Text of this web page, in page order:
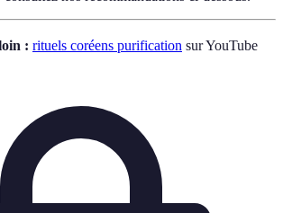
: rituels coréens purification sur YouTube